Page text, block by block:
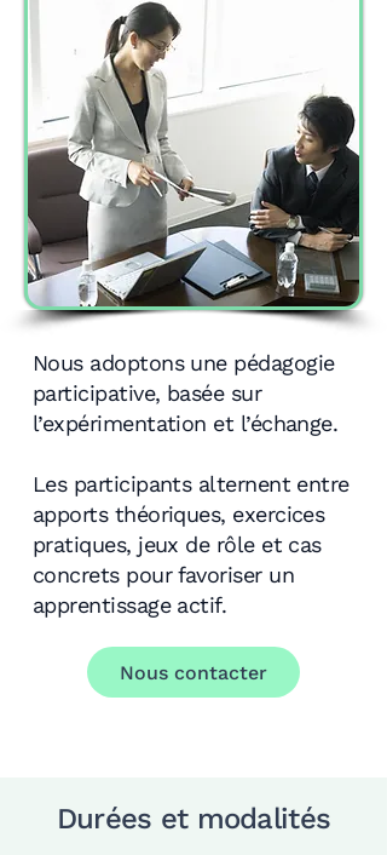
Nous adoptons une pédagogie
participative, basée sur
l’expérimentation et l’échange.
Les participants alternent entre
apports théoriques, exercices
pratiques, jeux de rôle et cas
concrets pour favoriser un
apprentissage actif.
Nous contacter
Durées et modalités